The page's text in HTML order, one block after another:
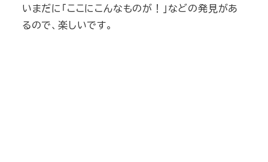
いまだに「ここにこんなものが！」などの発見があ
るので、楽しいです。